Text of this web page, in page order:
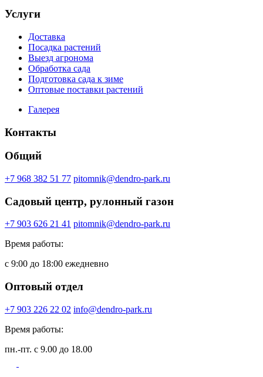
Услуги
Доставка
Посадка растений
Выезд агронома
Обработка сада
Подготовка сада к зиме
Оптовые поставки растений
Галерея
Контакты
Общий
+7 968 382 51 77 pitomnik@dendro-park.ru
Садовый центр, рулонный газон
+7 903 626 21 41 pitomnik@dendro-park.ru
Время работы:
с 9:00 до 18:00 ежедневно
Оптовый отдел
+7 903 226 22 02 info@dendro-park.ru
Время работы:
пн.-пт. с 9.00 до 18.00